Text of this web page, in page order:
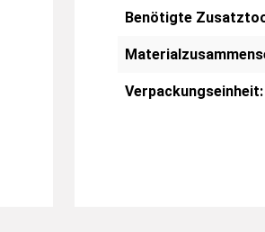
Benötigte
Verpackungseinheit: